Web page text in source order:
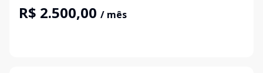
R$ 2.500,00 / mês